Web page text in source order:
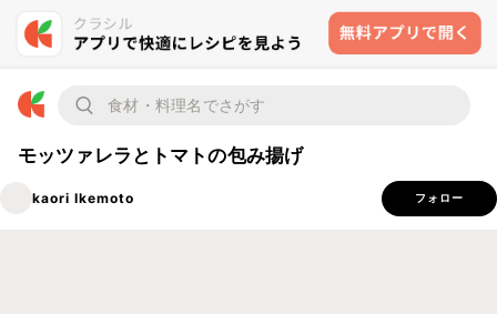
モッツァレラとトマトの包み揚げ
kaori Ikemoto フォロー